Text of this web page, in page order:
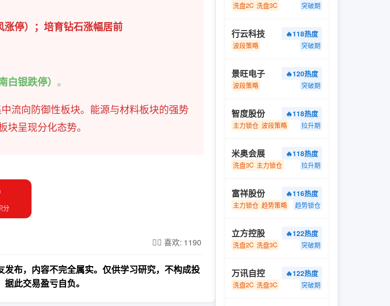
停）；培育钻石涨幅居前
银跌停） 。
流向防御性板块。能源与材料板块的强势
呈现分化态势。
分
❤️‍🔥 喜欢: 1190
布，内容不完全属实。仅供学习研究，不构成投
此交易盈亏自负。
洗盘2C 洗盘3C 突破期
行云科技 🔥118热度
波段策略 突破期
景旺电子 🔥120热度
波段策略 突破期
智度股份 🔥118热度
主力锁仓 波段策略 拉升期
米奥会展 🔥118热度
洗盘3C 主力锁仓 拉升期
富祥股份 🔥116热度
主力锁仓 趋势策略 趋势锁仓
立方控股 🔥122热度
洗盘2C 洗盘3C 突破期
万讯自控 🔥122热度
洗盘2C 洗盘3C 突破期